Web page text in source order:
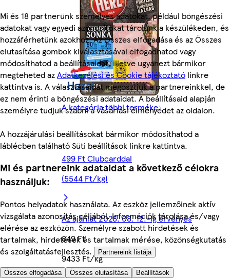
Mi és 18 partnerünk személyes adatokat, például böngészési
adatokat vagy egyedi azonosítókat tárolunk a készülékeden, és
hozzáférhetünk azokhoz. Az Összes elfogadása és az Összes
elutasítása gombok kiválasztásával elfogadhatod vagy
módosíthatod a beállításaidat, illetve ugyanezt bármikor
megteheted azAdatkezelési és Cookie tájékoztató linkre
kattintva is. A választásaidat megosztjuk a partnereinkkel, de
ez nem érinti a böngészési adataidat. A beállításaid alapján
személyre tudjuk szabni a vásárlási élményedet az oldalon.
A hozzájárulási beállításokat bármikor módosíthatod a
láblécben található Süti beállítások linkre kattintva.
Mi és partnereink adataidat a következő célokra
használjuk:
Pontos helyadatok használata. Az eszköz jellemzőinek aktív
vizsgálata azonosítás céljából. Információk tárolása és/vagy
elérése az eszközön. Személyre szabott hirdetések és
tartalmak, hirdetések és tartalmak mérése, közönségkutatás
és szolgáltatásfejlesztés.
Partnereink listája
Összes elfogadása Összes elutasítása Beállítások
A kategória többi terméke
499 Ft Clubcarddal
(5544 Ft/kg)
Az ajánlat 2026. 08. 12.-ig érvényes
849 Ft
9433 Ft/kg